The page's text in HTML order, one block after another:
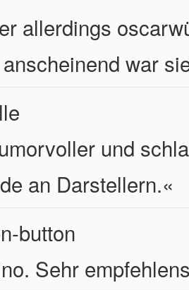
allerdings
war
und
an Darstellern.«
button
Sehr